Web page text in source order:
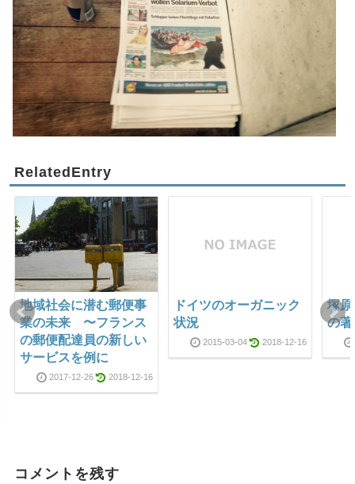
RelatedEntry
地域社会に潜む郵便事
業の未来 〜フランス
の郵便配達員の新しい
サービスを例に
2017-12-26 2018-12-16
ドイツのオーガニック
状況
2015-03-04 2018-12-16
塚
の著
コメントを残す